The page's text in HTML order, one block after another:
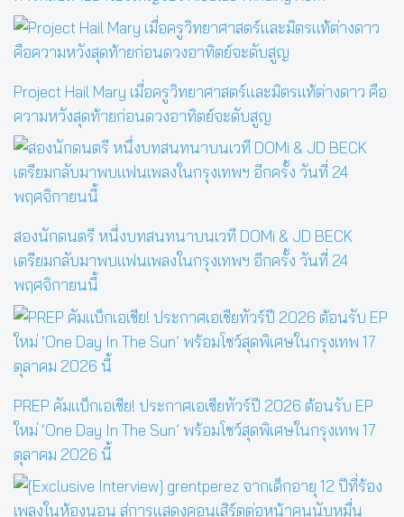
Project Hail Mary เมื่อครูวิทยาศาสตร์และมิตรแท้ต่างดาว คือ
ความหวังสุดท้ายก่อนดวงอาทิตย์จะดับสูญ
สองนักดนตรี หนึ่งบทสนทนาบนเวที DOMi & JD BECK
เตรียมกลับมาพบแฟนเพลงในกรุงเทพฯ อีกครั้ง วันที่ 24
พฤศจิกายนนี้
PREP คัมแบ็กเอเชีย! ประกาศเอเชียทัวร์ปี 2026 ต้อนรับ EP
ใหม่ ‘One Day In The Sun’ พร้อมโชว์สุดพิเศษในกรุงเทพ 17
ตุลาคม 2026 นี้